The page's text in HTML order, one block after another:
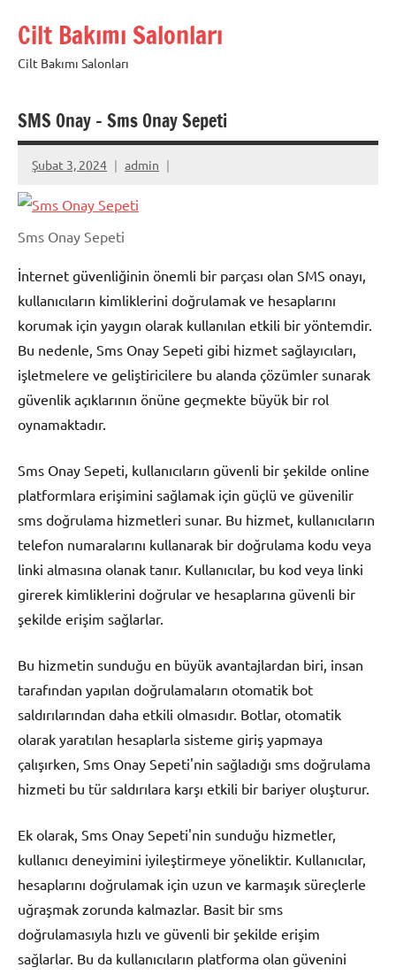
geçCilt Bakımı Salonları
Cilt Bakımı Salonları
SMS Onay – Sms Onay Sepeti
Şubat 3, 2024 admin
Sms Onay Sepeti
İnternet güvenliğinin önemli bir parçası olan SMS onayı,
kullanıcıların kimliklerini doğrulamak ve hesaplarını
korumak için yaygın olarak kullanılan etkili bir yöntemdir.
Bu nedenle, Sms Onay Sepeti gibi hizmet sağlayıcıları,
işletmelere ve geliştiricilere bu alanda çözümler sunarak
güvenlik açıklarının önüne geçmekte büyük bir rol
oynamaktadır.
Sms Onay Sepeti, kullanıcıların güvenli bir şekilde online
platformlara erişimini sağlamak için güçlü ve güvenilir
sms doğrulama hizmetleri sunar. Bu hizmet, kullanıcıların
telefon numaralarını kullanarak bir doğrulama kodu veya
linki almasına olanak tanır. Kullanıcılar, bu kod veya linki
girerek kimliklerini doğrular ve hesaplarına güvenli bir
şekilde erişim sağlarlar.
Bu hizmetin sunduğu en büyük avantajlardan biri, insan
tarafından yapılan doğrulamaların otomatik bot
saldırılarından daha etkili olmasıdır. Botlar, otomatik
olarak yaratılan hesaplarla sisteme giriş yapmaya
çalışırken, Sms Onay Sepeti'nin sağladığı sms doğrulama
hizmeti bu tür saldırılara karşı etkili bir bariyer oluşturur.
Ek olarak, Sms Onay Sepeti'nin sunduğu hizmetler,
kullanıcı deneyimini iyileştirmeye yöneliktir. Kullanıcılar,
hesaplarını doğrulamak için uzun ve karmaşık süreçlerle
uğraşmak zorunda kalmazlar. Basit bir sms
doğrulamasıyla hızlı ve güvenli bir şekilde erişim
sağlarlar. Bu da kullanıcıların platforma olan güvenini